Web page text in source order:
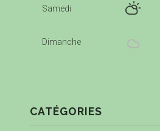
Samedi
Dimanche
CATÉGORIES